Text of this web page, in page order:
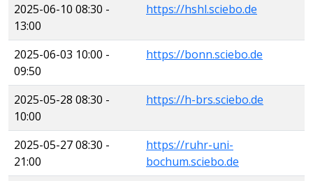
2025-06-10 08:30 -
13:00
https://hshl.sciebo.de
2025-06-03 10:00 -
09:50
https://bonn.sciebo.de
2025-05-28 08:30 -
10:00
https://h-brs.sciebo.de
2025-05-27 08:30 -
21:00
https://ruhr-uni-
bochum.sciebo.de